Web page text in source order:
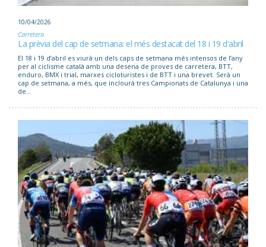
10/04/2026
Carretera
La prèvia del cap de setmana: el més destacat del 18 i 19 d'abril
El 18 i 19 d’abril es viurà un dels caps de setmana més intensos de l’any
per al ciclisme català amb una desena de proves de carretera, BTT,
enduro, BMX i trial, marxes cicloturistes i de BTT i una brevet. Serà un
cap de setmana, a més, que inclourà tres Campionats de Catalunya i una
de...